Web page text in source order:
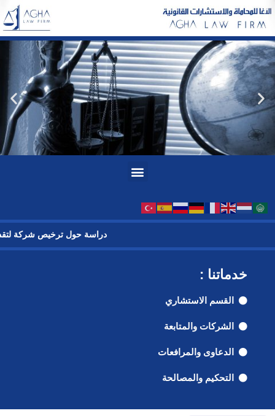
تخطي
إلى
المحتوى
Menu
دراسة حول ترخيص شركة
خدماتنا :
القسم الاستشاري
الشركات والمتابعة
الدعاوى والمرافعات
التحكيم والمصالحة